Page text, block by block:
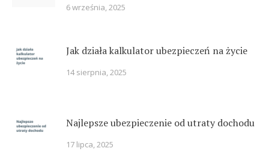
6 września, 2025
Jak działa kalkulator ubezpieczeń na życie
14 sierpnia, 2025
Najlepsze ubezpieczenie od utraty dochodu
17 lipca, 2025